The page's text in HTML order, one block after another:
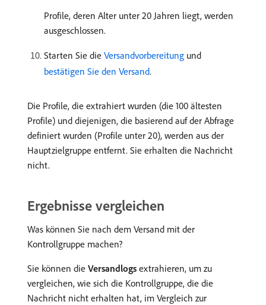
Profile, deren Alter unter 20 Jahren liegt, werden
ausgeschlossen.
Starten Sie die Versandvorbereitung und
bestätigen Sie den Versand.
Die Profile, die extrahiert wurden (die 100 ältesten
Profile) und diejenigen, die basierend auf der Abfrage
definiert wurden (Profile unter 20), werden aus der
Hauptzielgruppe entfernt. Sie erhalten die Nachricht
nicht.
Ergebnisse vergleichen
Was können Sie nach dem Versand mit der
Kontrollgruppe machen?
Sie können die Versandlogs extrahieren, um zu
vergleichen, wie sich die Kontrollgruppe, die die
Nachricht nicht erhalten hat, im Vergleich zur